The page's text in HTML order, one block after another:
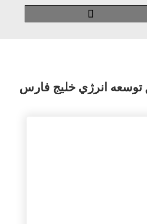
انرژي خليج فارس